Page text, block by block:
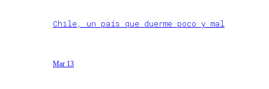
Chile, un país que duerme poco y mal
Mar 13